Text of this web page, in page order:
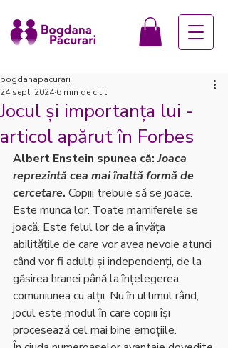
Jocul și importanța lui -
articol apărut în Forbes
bogdanapacurari
24 sept. 2024 6 min de citit
Albert Enstein spunea că: Joaca
reprezintă cea mai înaltă formă de
cercetare. Copiii trebuie să se joace.
Este munca lor. Toate mamiferele se
joacă. Este felul lor de a învăța
abilitățile de care vor avea nevoie atunci
când vor fi adulți și independenți, de la
găsirea hranei până la înțelegerea,
comuniunea cu alții. Nu în ultimul rând,
jocul este modul în care copiii își
procesează cel mai bine emoțiile.